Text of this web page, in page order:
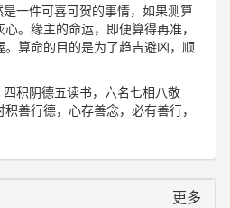
一件可喜可贺的事情，如果测算
。缘主的命运，即便算得再准，
算命的目的是为了趋吉避凶，顺
积阴德五读书，六名七相八敬
善行德，心存善念，必有善行，
更多